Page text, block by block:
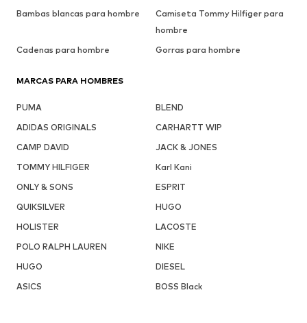
Bambas blancas para hombre
Camiseta Tommy Hilfiger para
hombre
Cadenas para hombre
Gorras para hombre
MARCAS PARA HOMBRES
PUMA
BLEND
ADIDAS ORIGINALS
CARHARTT WIP
CAMP DAVID
JACK & JONES
TOMMY HILFIGER
Karl Kani
ONLY & SONS
ESPRIT
QUIKSILVER
HUGO
HOLISTER
LACOSTE
POLO RALPH LAUREN
NIKE
HUGO
DIESEL
ASICS
BOSS Black